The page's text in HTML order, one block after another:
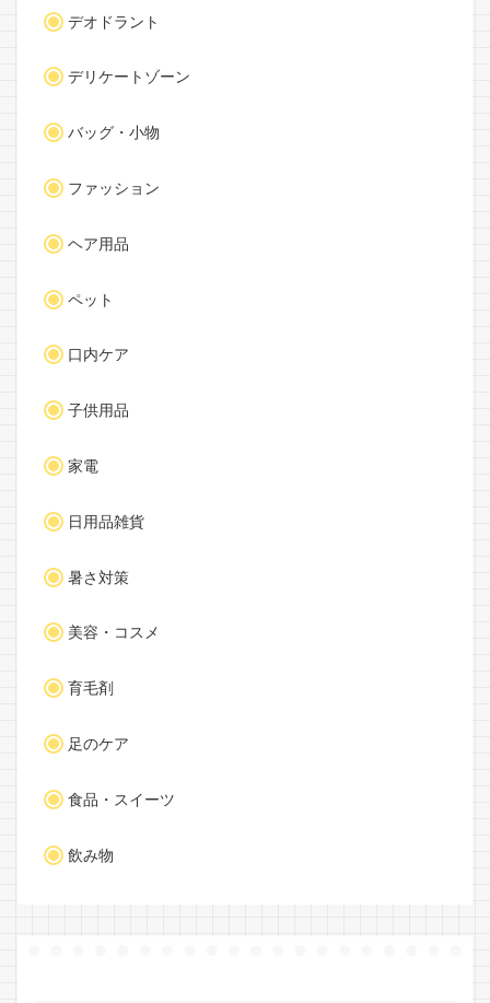
デオドラント
デリケートゾーン
バッグ・小物
ファッション
ヘア用品
ペット
口内ケア
子供用品
家電
日用品雑貨
暑さ対策
美容・コスメ
育毛剤
足のケア
食品・スイーツ
飲み物